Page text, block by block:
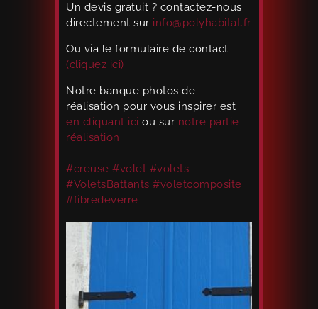
Un devis gratuit ? contactez-nous
directement sur info@polyhabitat.fr
Ou via le formulaire de contact
(cliquez ici)
Notre banque photos de
réalisation pour vous inspirer est
en cliquant ici ou sur notre partie
réalisation
#creuse #volet #volets
#VoletsBattants #voletcomposite
#fibredeverre